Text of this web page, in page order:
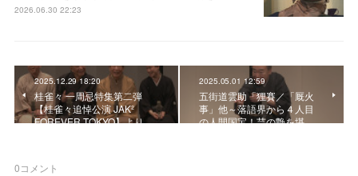
2026.06.30 22:23
2025.12.29 18:20
桂雀々 一周忌特集第二弾
【桂雀々追悼公演 JAK²
FOREVER TOKYO】より…
2025.05.01 12:59
五街道雲助「狸賽／「厩火
事」他～落語界から４人目
の人間国宝！芸の艶を堪…
0コメント